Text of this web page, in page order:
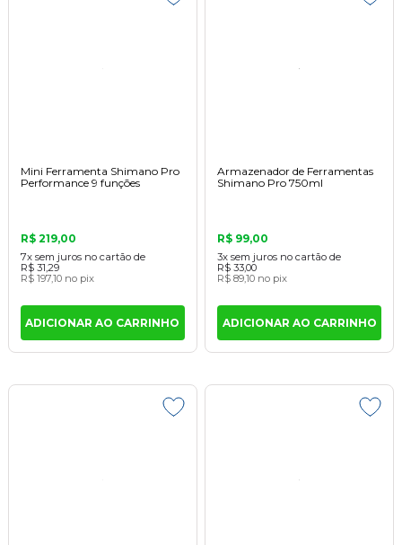
Mini Ferramenta Shimano Pro
Performance 9 funções
R$ 219,00
7x sem juros no cartãode
R$ 31,29
R$ 197,10 no pix
ADICIONAR AO CARRINHO
Armazenador de Ferramentas
Shimano Pro 750ml
R$ 99,00
3x sem juros no cartão de
R$ 33,00
R$ 89,10 no pix
ADICIONAR AO CARRINHO